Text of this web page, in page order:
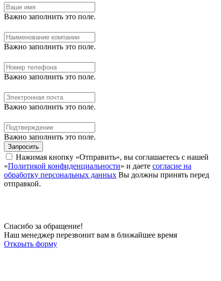
Важно заполнить это поле.
Важно заполнить это поле.
Важно заполнить это поле.
Важно заполнить это поле.
Важно заполнить это поле.
Запросить
Нажимая кнопку «Отправить», вы соглашаетесь с нашей
«Политикой конфиденциальности» и даете согласие на
обработку персональных данных Вы должны принять перед
отправкой.
Спасибо за обращение!
Наш менеджер перезвонит вам в ближайшее время
Открыть форму